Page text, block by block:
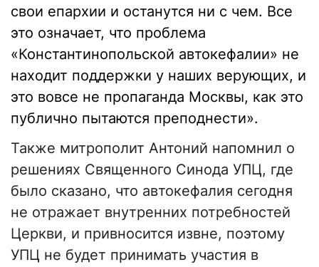
свои епархии и останутся ни с чем. Все
это означает, что проблема
«Константинопольской автокефалии» не
находит поддержки у наших верующих, и
это вовсе не пропаганда Москвы, как это
публично пытаются преподнести».
Также митрополит Антоний напомнил о
решениях Священного Синода УПЦ, где
было сказано, что автокефалия сегодня
не отражает внутренних потребностей
Церкви, и привносится извне, поэтому
УПЦ не будет принимать участия в